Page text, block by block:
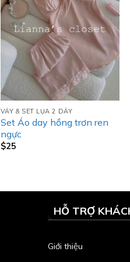
VÁY & SET LỤA 2 DÂY
Set Áo day hồng trơn ren
ngực
$25
HỖ TRỢ
Giới thiệu